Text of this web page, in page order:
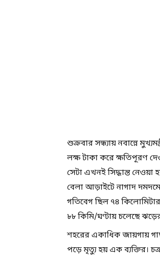
শুক্রবার সন্ধ্যায় নবান্নে
লক্ষ টাকা করে ক্ষতিপূরণ
সেটা এখনই সিদ্ধান্ত
বেলা আড়াইটে নাগাদ
গতিবেগ ছিল ৭৪
৮৮ কিমি/ঘণ্টায় চলেছে
শহরের একাধিক জায়গায় গাছ
পড়ে মৃত্যু হয় এক ব্যক্তির।